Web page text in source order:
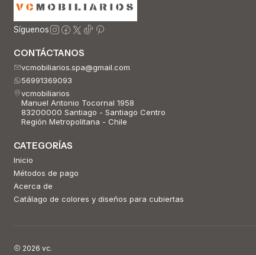
Síguenos
CONTÁCTANOS
vcmobiliarios.spa@gmail.com
56991369093
vcmobiliarios
Manuel Antonio Tocornal 1958
83200000 Santiago - Santiago Centro
Región Metropolitana - Chile
CATEGORÍAS
Inicio
Métodos de pago
Acerca de
Catálago de colores y diseños para cubiertas
2026 vc.